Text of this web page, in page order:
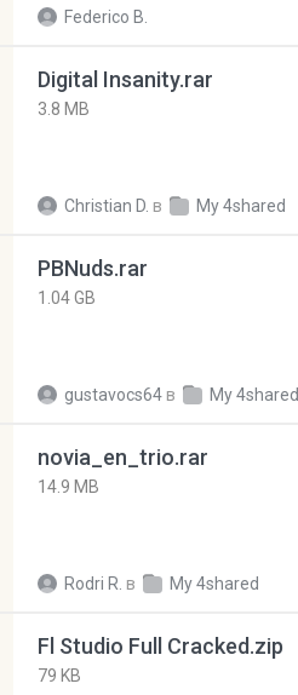
Federico B.
Digital Insanity.rar
3.8 MB
Christian D. в My 4shared
PBNuds.rar
1.04 GB
gustavocs64 в My 4shared
novia_en_trio.rar
14.9 MB
Rodri R. в My 4shared
Fl Studio Full Cracked.zip
79 KB